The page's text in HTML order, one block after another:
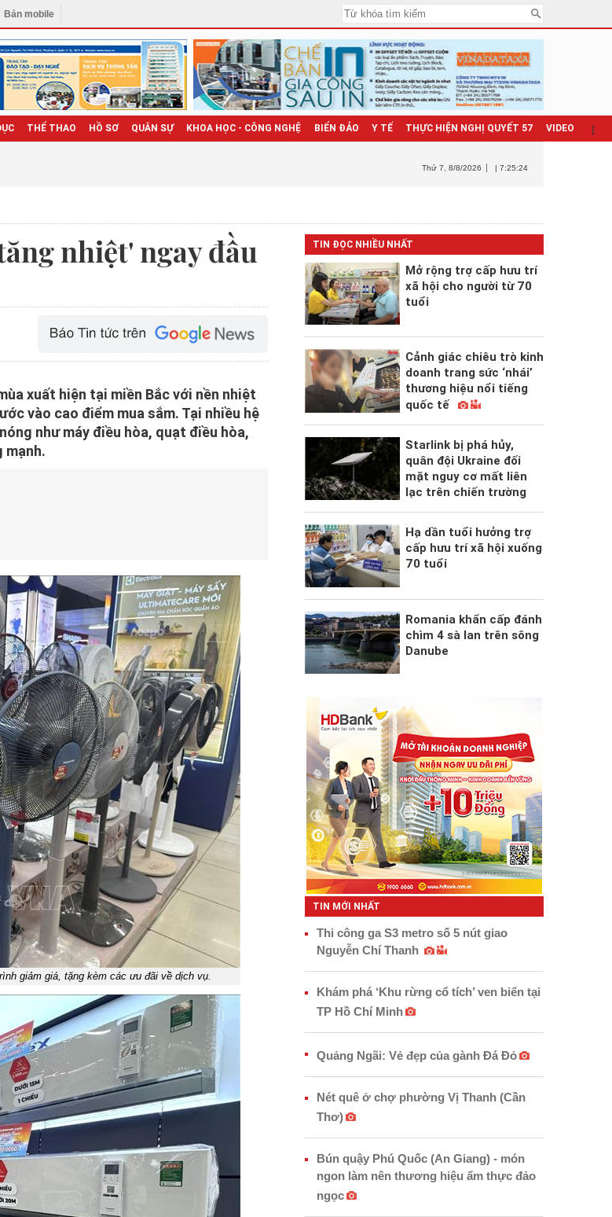
Bản mobile
THỂ THAO HỒ SƠ QUÂN SỰ KHOA HỌC - CÔNG NGHỆ BIỂN ĐẢO Y TẾ THỰC HIỆN NGHỊ QUYẾT 57 VIDEO
Thứ 7 , 8/8/2026 | 7:25:25
nhiệt' ngay đầu
xuất hiện tại miền Bắc với nền nhiệt
vào cao điểm mua sắm. Tại nhiều hệ
như máy điều hòa, quạt điều hòa,
mạnh.
giảm giá, tặng kèm các ưu đãi về dịch vụ.
TIN ĐỌC NHIỀU NHẤT
Mở rộng trợ cấp hưu trí
xã hội cho người từ 70
tuổi
Cảnh giác chiêu trò kinh
doanh trang sức ‘nhái’
thương hiệu nổi tiếng
quốc tế
Starlink bị phá hủy,
quân đội Ukraine đối
mặt nguy cơ mất liên
lạc trên chiến trường
Hạ dần tuổi hưởng trợ
cấp hưu trí xã hội xuống
70 tuổi
Romania khẩn cấp đánh
chìm 4 sà lan trên sông
Danube
TIN MỚI NHẤT
Thi công ga S3 metro số 5 nút giao
Nguyễn Chí Thanh
Khám phá ‘Khu rừng cổ tích’ ven biển tại
TP Hồ Chí Minh
Quảng Ngãi: Vẻ đẹp của gành Đá Đỏ
Nét quê ở chợ phường Vị Thanh (Cần
Thơ)
Bún quậy Phú Quốc (An Giang) - món
ngon làm nên thương hiệu ẩm thực đảo
ngọc